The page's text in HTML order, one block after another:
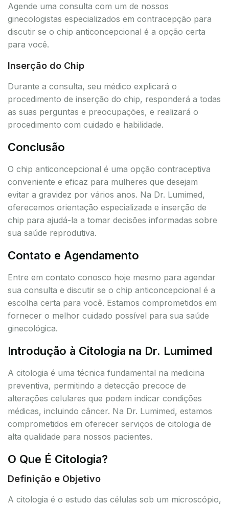
Agende uma consulta com um de nossos
ginecologistas especializados em contracepção para
discutir se o chip anticoncepcional é a opção certa
para você.
Inserção do Chip
Durante a consulta, seu médico explicará o
procedimento de inserção do chip, responderá a todas
as suas perguntas e preocupações, e realizará o
procedimento com cuidado e habilidade.
Conclusão
O chip anticoncepcional é uma opção contraceptiva
conveniente e eficaz para mulheres que desejam
evitar a gravidez por vários anos. Na Dr. Lumimed,
oferecemos orientação especializada e inserção de
chip para ajudá-la a tomar decisões informadas sobre
sua saúde reprodutiva.
Contato e Agendamento
Entre em contato conosco hoje mesmo para agendar
sua consulta e discutir se o chip anticoncepcional é a
escolha certa para você. Estamos comprometidos em
fornecer o melhor cuidado possível para sua saúde
ginecológica.
Introdução à Citologia na Dr. Lumimed
A citologia é uma técnica fundamental na medicina
preventiva, permitindo a detecção precoce de
alterações celulares que podem indicar condições
médicas, incluindo câncer. Na Dr. Lumimed, estamos
comprometidos em oferecer serviços de citologia de
alta qualidade para nossos pacientes.
O Que É Citologia?
Definição e Objetivo
A citologia é o estudo das células sob um microscópio,